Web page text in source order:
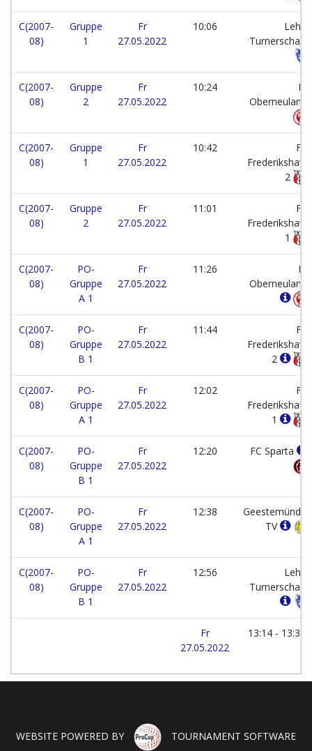
C(2007-
08)
Gruppe
1
Fr
27.05.2022
10:06
Leher
Turnerschaft
C(2007-
08)
Gruppe
2
Fr
27.05.2022
10:24
FC
Oberneuland
C(2007-
08)
Gruppe
1
Fr
27.05.2022
10:42
FFI
Frederikshavn
2
C(2007-
08)
Gruppe
2
Fr
27.05.2022
11:01
FFI
Frederikshavn
1
C(2007-
08)
PO-
Gruppe
A 1
Fr
27.05.2022
11:26
FC
Oberneuland
C(2007-
08)
PO-
Gruppe
B 1
Fr
27.05.2022
11:44
FFI
Frederikshavn
2
C(2007-
08)
PO-
Gruppe
A 1
Fr
27.05.2022
12:02
FFI
Frederikshavn
1
C(2007-
08)
PO-
Gruppe
B 1
Fr
27.05.2022
12:20 FC Sparta
C(2007-
08)
PO-
Gruppe
A 1
Fr
27.05.2022
12:38
Geestemünder
TV
C(2007-
08)
PO-
Gruppe
B 1
Fr
27.05.2022
12:56
Leher
Turnerschaft
Fr
27.05.2022
13:14 - 13:34
WEBSITE POWERED BY TOURNAMENT SOFTWARE